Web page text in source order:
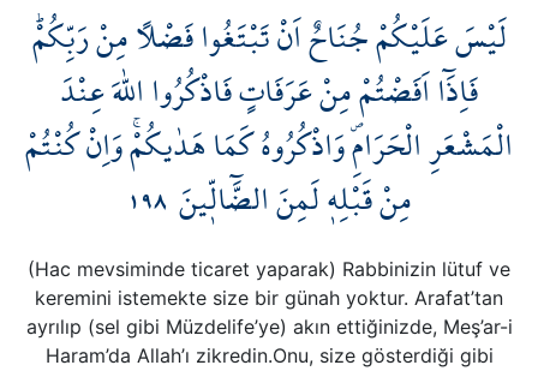
لَيْسَ عَلَيْكُمْ جُنَاحٌ اَنْ تَبْتَغُوا فَضْلاً مِنْ رَبِّكُمْۜ
فَاِذَٓا اَفَضْتُمْ مِنْ عَرَفَاتٍ فَاذْكُرُوا اللّٰهَ عِنْدَ
الْمَشْعَرِ الْحَرَامِۖ وَاذْكُرُوهُ كَمَا هَدٰيكُمْۚ وَاِنْ كُنْتُمْ
مِنْ قَبْلِه۪ لَمِنَ الضَّٓالّ۪ينَ١٩٨
(Hac mevsiminde ticaret yaparak) Rabbinizin lütuf ve
keremini istemekte size bir günah yoktur. Arafat’tan
ayrılıp (sel gibi Müzdelife’ye) akın ettiğinizde, Meş’ar-i
Haram’da Allah’ı zikredin.Onu, size gösterdiği gibi